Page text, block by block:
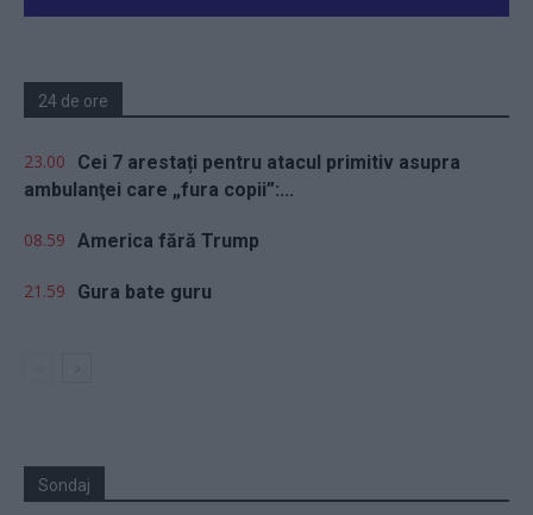
24 de ore
23.00
Cei 7 arestați pentru atacul primitiv asupra
ambulanţei care „fura copii”:...
08.59 America fără Trump
21.59 Gura bate guru
Sondaj